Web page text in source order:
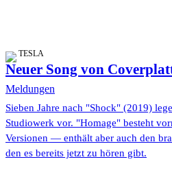
TESLA
Neuer Song von
Meldungen
Sieben Jahre nach "Shock" (2019)
Studiowerk vor. "Homage" besteht
Versionen — enthält aber auch den
den es bereits jetzt zu hören gibt.